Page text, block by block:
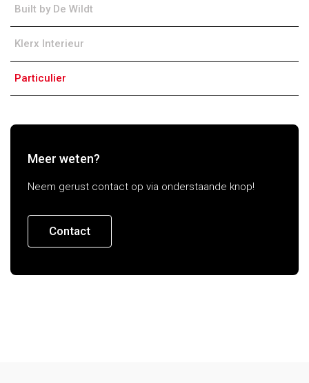
Built by De Wildt
Klerx Interieur
Particulier
Meer weten?
Neem gerust contact op via onderstaande knop!
Contact